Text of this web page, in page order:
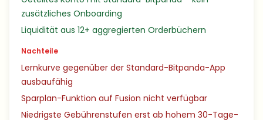
zusätzliches Onboarding
Liquidität aus 12+ aggregierten Orderbüchern
Nachteile
Lernkurve gegenüber der Standard-Bitpanda-App
ausbaufähig
Sparplan-Funktion auf Fusion nicht verfügbar
Niedrigste Gebührenstufen erst ab hohem 30-Tage-